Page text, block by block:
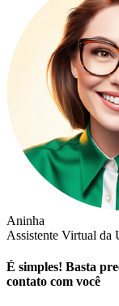
Aninha
Assistente Virtual da
É simples! Basta
contato com você